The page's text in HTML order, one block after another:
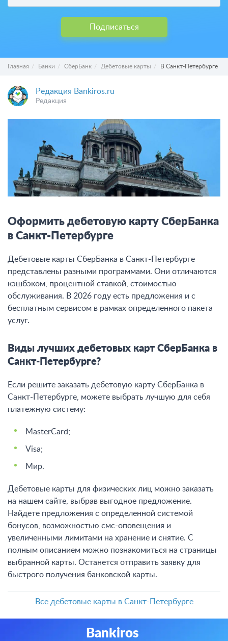
Подписаться
Главная Банки СберБанк Дебетовые карты В Санкт-Петербурге
Редакция Bankiros.ru
Редакция
Оформить дебетовую карту СберБанка
в Санкт-Петербурге
Дебетовые карты СберБанка в Санкт-Петербурге
представлены разными программами. Они отличаются
кэшбэком, процентной ставкой, стоимостью
обслуживания. В 2026 году есть предложения и с
бесплатным сервисом в рамках определенного пакета
услуг.
Виды лучших дебетовых карт СберБанка в
Санкт-Петербурге?
Если решите заказать дебетовую карту СберБанка в
Санкт-Петербурге, можете выбрать лучшую для себя
платежную систему:
MasterCard;
Visa;
Мир.
Дебетовые карты для физических лиц можно заказать
на нашем сайте, выбрав выгодное предложение.
Найдете предложения с определенной системой
бонусов, возможностью смс-оповещения и
увеличенными лимитами на хранение и снятие. С
полным описанием можно познакомиться на страницы
выбранной карты. Останется отправить заявку для
быстрого получения банковской карты.
Все дебетовые карты в Санкт-Петербурге
Bankiros